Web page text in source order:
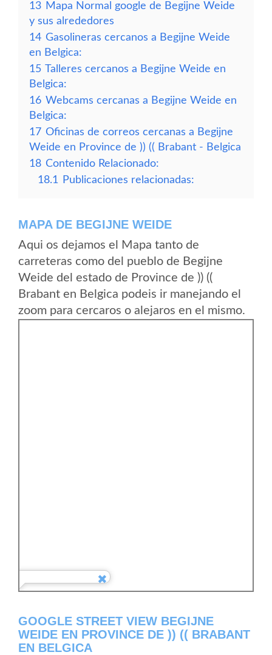
13 Mapa Normal google de Begijne Weide
y sus alrededores
14 Gasolineras cercanos a Begijne Weide
en Belgica:
15 Talleres cercanos a Begijne Weide en
Belgica:
16 Webcams cercanas a Begijne Weide en
Belgica:
17 Oficinas de correos cercanas a Begijne
Weide en Province de )) (( Brabant - Belgica
18 Contenido Relacionado:
18.1
Publicaciones relacionadas:
MAPA DE BEGIJNE WEIDE
Aqui os dejamos el Mapa tanto de
carreteras como del pueblo de Begijne
Weide del estado de Province de )) ((
Brabant en Belgica podeis ir manejando el
zoom para cercaros o alejaros en el mismo.
GOOGLE STREET VIEW BEGIJNE
WEIDE EN PROVINCE DE )) (( BRABANT
EN BELGICA